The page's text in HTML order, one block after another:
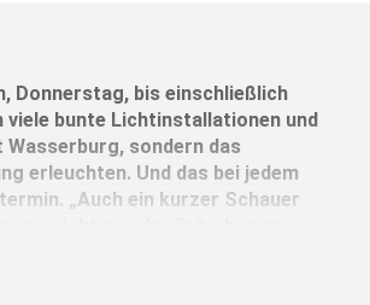
Donnerstag, bis einschließlich
viele bunte Lichtinstallationen und
sondern das
erleuchten. Und das bei jedem
„Auch ein kurzer Schauer
Veranstalter.